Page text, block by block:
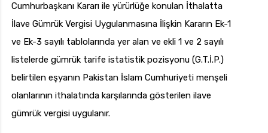
Cumhurbaşkanı Kararı ile yürürlüğe konulan İthalatta
İlave Gümrük Vergisi Uygulanmasına İlişkin Kararın Ek-1
ve Ek-3 sayılı tablolarında yer alan ve ekli 1 ve 2 sayılı
listelerde gümrük tarife istatistik pozisyonu (G.T.İ.P.)
belirtilen eşyanın Pakistan İslam Cumhuriyeti menşeli
olanlarının ithalatında karşılarında gösterilen ilave
gümrük vergisi uygulanır.